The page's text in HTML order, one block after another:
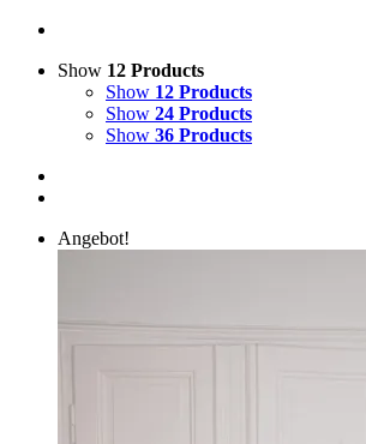
Show 12 Products
Show 12 Products
Show 24 Products
Show 36 Products
Angebot!